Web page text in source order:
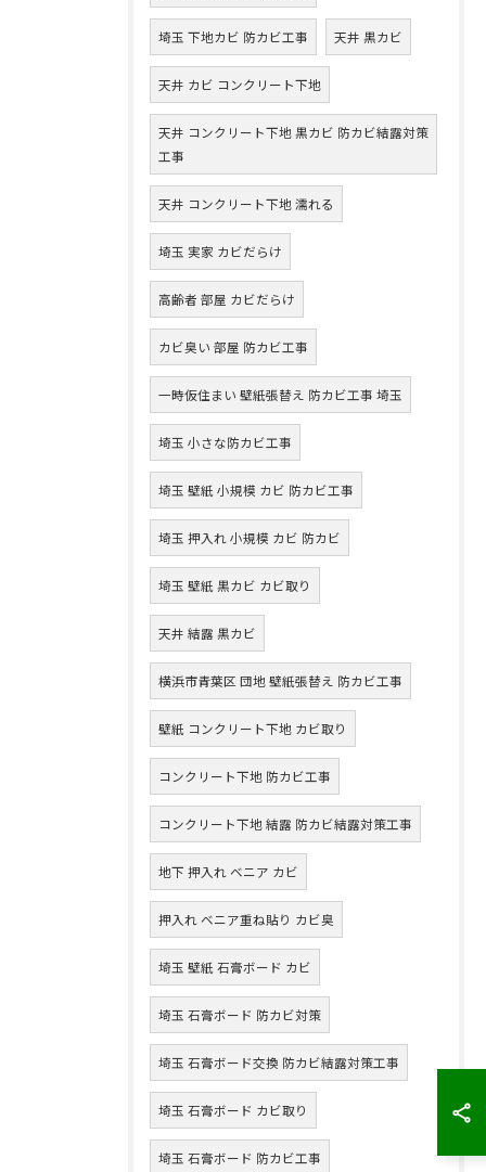
埼玉 下地カビ 防カビ工事 天井 黒カビ
天井 カビ コンクリート下地
天井 コンクリート下地 黒カビ 防カビ結露対策
工事
天井 コンクリート下地 濡れる
埼玉 実家 カビだらけ
高齢者 部屋 カビだらけ
カビ臭い 部屋 防カビ工事
一時仮住まい 壁紙張替え 防カビ工事 埼玉
埼玉 小さな防カビ工事
埼玉 壁紙 小規模 カビ 防カビ工事
埼玉 押入れ 小規模 カビ 防カビ
埼玉 壁紙 黒カビ カビ取り
天井 結露 黒カビ
横浜市青葉区 団地 壁紙張替え 防カビ工事
壁紙 コンクリート下地 カビ取り
コンクリート下地 防カビ工事
コンクリート下地 結露 防カビ結露対策工事
地下 押入れ ベニア カビ
押入れ ベニア重ね貼り カビ臭
埼玉 壁紙 石膏ボード カビ
埼玉 石膏ボード 防カビ対策
埼玉 石膏ボード交換 防カビ結露対策工事
埼玉 石膏ボード カビ取り
埼玉 石膏ボード 防カビ工事